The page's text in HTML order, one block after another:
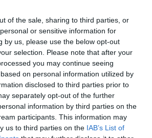
of the sale, sharing to third parties, or
or sensitive information for
by us, please use the below opt-out
selection. Please note that after your
you may continue seeing
on personal information utilized by
disclosed to third parties prior to
separately opt-out of the further
information by third parties on the
participants. This information may
us to third parties on the IAB’s List of